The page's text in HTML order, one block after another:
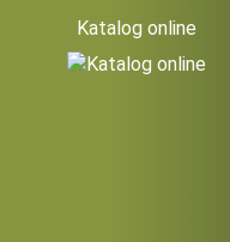
Katalog online